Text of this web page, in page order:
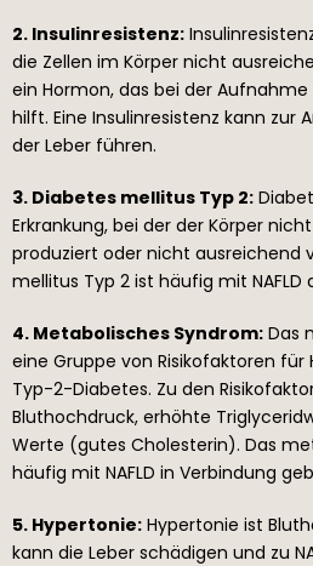
2. Insulinresistenz:
die Zellen im Körper nicht
ein Hormon, das bei der Aufnahme
hilft. Eine Insulinresistenz kann zur
der Leber führen.
3. Diabetes mellitus Typ 2:
Erkrankung, bei der der Körper
produziert oder nicht ausreichend
mellitus Typ 2 ist häufig mit NAFLD
4. Metabolisches Syndrom: Das
eine Gruppe von Risikofaktoren für
Typ-2-Diabetes. Zu den
Bluthochdruck, erhöhte
Werte (gutes Cholesterin). Das
häufig mit NAFLD in Verbindung
5. Hypertonie: Hypertonie ist
kann die Leber schädigen und zu